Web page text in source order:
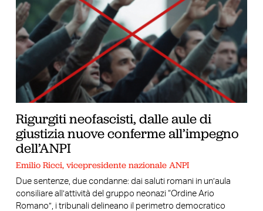
Rigurgiti neofascisti, dalle aule di
giustizia nuove conferme all’impegno
dell’ANPI
Emilio Ricci, vicepresidente nazionale ANPI
Due sentenze, due condanne: dai saluti romani in un’aula
consiliare all’attività del gruppo neonazi “Ordine Ario
Romano”, i tribunali delineano il perimetro democratico